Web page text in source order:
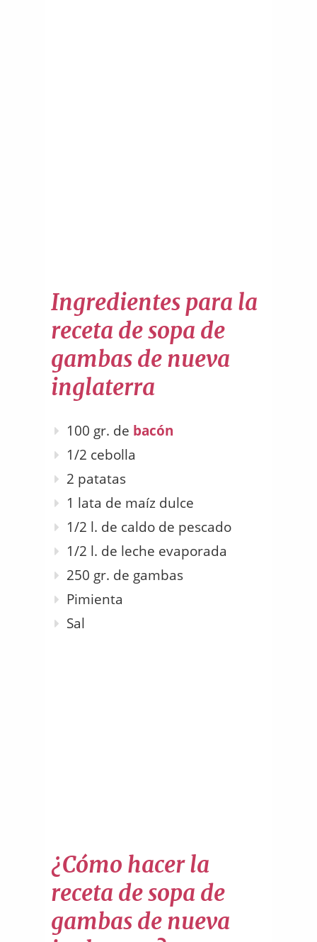
Ingredientes para la
receta de sopa de
gambas de nueva
inglaterra
100 gr. de bacón
1/2 cebolla
2 patatas
1 lata de maíz dulce
1/2 l. de caldo de pescado
1/2 l. de leche evaporada
250 gr. de gambas
Pimienta
Sal
¿Cómo hacer la
receta de sopa de
gambas de nueva